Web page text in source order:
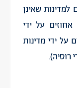
מהכספים למדינות שאינן
באיחוד האירופי (לעומת 17 אחוזים על ידי
המערביים, 16 אחוזים על ידי מדינות